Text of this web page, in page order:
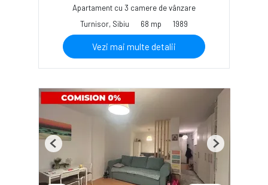
Apartament cu 3 camere de vânzare
Turnisor, Sibiu
68 mp 1989
Vezi mai multe detalii
Previous Next